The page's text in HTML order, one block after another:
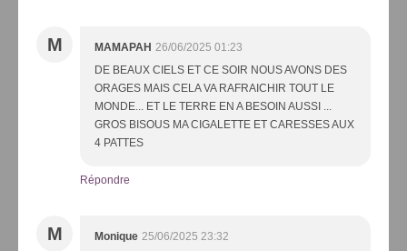
M MAMAPAH 26/06/2025 01:23
DE BEAUX CIELS ET CE SOIR NOUS AVONS DES
ORAGES MAIS CELA VA RAFRAICHIR TOUT LE
MONDE... ET LE TERRE EN A BESOIN AUSSI ...
GROS BISOUS MA CIGALETTE ET CARESSES AUX
4 PATTES
Répondre
M Monique 25/06/2025 23:32